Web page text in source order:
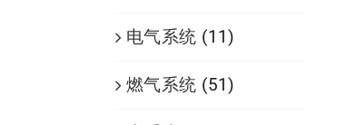
电气系统 (11)
燃气系统 (51)